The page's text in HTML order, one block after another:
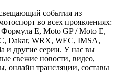
события из
во всех проявлениях:
Е, Moto GP / Moto E,
Dakar, WRX, WEC, IMSA,
и другие серии. У нас вы
свежие новости, видео,
онлайн трансляции, составы